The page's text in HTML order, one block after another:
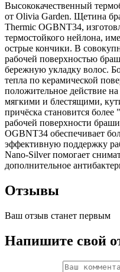
Высококачественный
от Olivia Garden. Щетина
Thermic OGBNT34,
термостойкого нейлона,
острые кончики. В
рабочей поверхностью
бережную укладку волос.
тепла по керамической
положительное действие
мягкими и блестящими,
причёска становится
рабочей поверхности
OGBNT34 обеспечивает
эффективную поддержку
Nano-Silver помогает
дополнительное
Отзывы
Ваш отзыв станет первым
Напишите свой